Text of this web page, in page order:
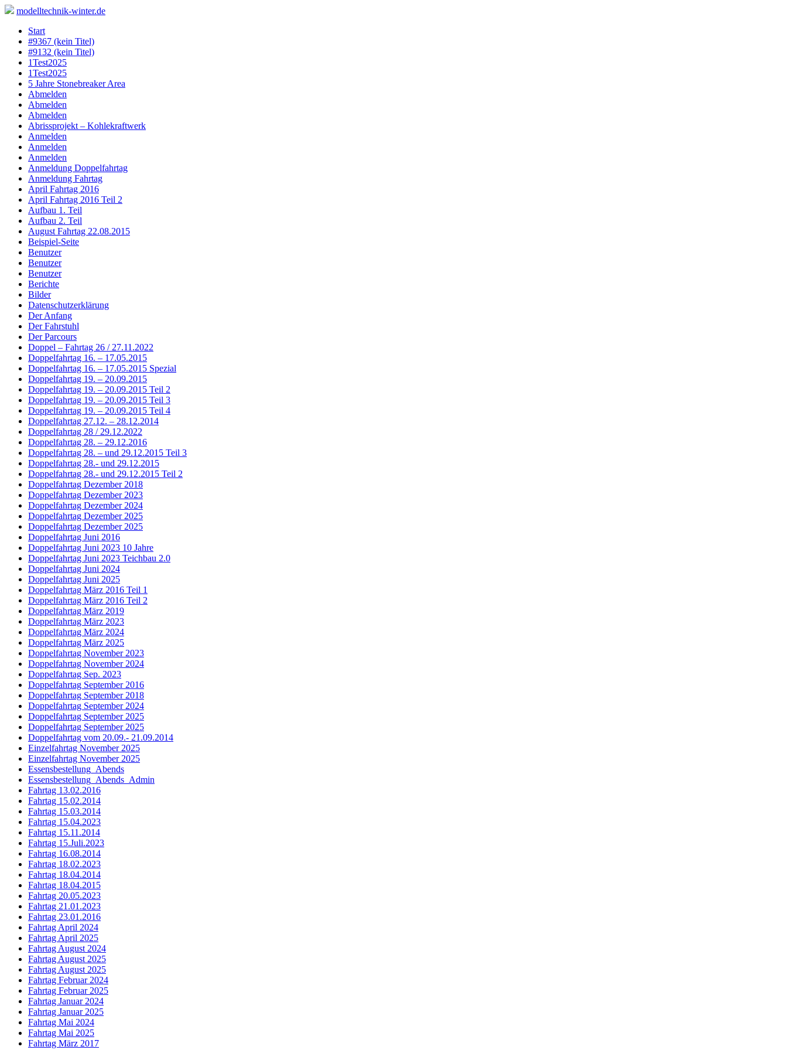
modelltechnik-winter.de
Skip
content
Start
#9367 (kein Titel)
#9132 (kein Titel)
1Test2025
1Test2025
5 Jahre Stonebreaker Area
Abmelden
Abmelden
Abmelden
Abrissprojekt – Kohlekraftwerk
Anmelden
Anmelden
Anmelden
Anmeldung Doppelfahrtag
Anmeldung Fahrtag
April Fahrtag 2016
April Fahrtag 2016 Teil 2
Aufbau 1. Teil
Aufbau 2. Teil
August Fahrtag 22.08.2015
Beispiel-Seite
Benutzer
Benutzer
Benutzer
Berichte
Bilder
Datenschutzerklärung
Der Anfang
Der Fahrstuhl
Der Parcours
Doppel – Fahrtag 26 / 27.11.2022
Doppelfahrtag 16. – 17.05.2015
Doppelfahrtag 16. – 17.05.2015 Spezial
Doppelfahrtag 19. – 20.09.2015
Doppelfahrtag 19. – 20.09.2015 Teil 2
Doppelfahrtag 19. – 20.09.2015 Teil 3
Doppelfahrtag 19. – 20.09.2015 Teil 4
Doppelfahrtag 27.12. – 28.12.2014
Doppelfahrtag 28 / 29.12.2022
Doppelfahrtag 28. – 29.12.2016
Doppelfahrtag 28. – und 29.12.2015 Teil 3
Doppelfahrtag 28.- und 29.12.2015
Doppelfahrtag 28.- und 29.12.2015 Teil 2
Doppelfahrtag Dezember 2018
Doppelfahrtag Dezember 2023
Doppelfahrtag Dezember 2024
Doppelfahrtag Dezember 2025
Doppelfahrtag Dezember 2025
Doppelfahrtag Juni 2016
Doppelfahrtag Juni 2023 10 Jahre
Doppelfahrtag Juni 2023 Teichbau 2.0
Doppelfahrtag Juni 2024
Doppelfahrtag Juni 2025
Doppelfahrtag März 2016 Teil 1
Doppelfahrtag März 2016 Teil 2
Doppelfahrtag März 2019
Doppelfahrtag März 2023
Doppelfahrtag März 2024
Doppelfahrtag März 2025
Doppelfahrtag November 2023
Doppelfahrtag November 2024
Doppelfahrtag Sep. 2023
Doppelfahrtag September 2016
Doppelfahrtag September 2018
Doppelfahrtag September 2024
Doppelfahrtag September 2025
Doppelfahrtag September 2025
Doppelfahrtag vom 20.09.- 21.09.2014
Einzelfahrtag November 2025
Einzelfahrtag November 2025
Essensbestellung_Abends
Essensbestellung_Abends_Admin
Fahrtag 13.02.2016
Fahrtag 15.02.2014
Fahrtag 15.03.2014
Fahrtag 15.04.2023
Fahrtag 15.11.2014
Fahrtag 15.Juli.2023
Fahrtag 16.08.2014
Fahrtag 18.02.2023
Fahrtag 18.04.2014
Fahrtag 18.04.2015
Fahrtag 20.05.2023
Fahrtag 21.01.2023
Fahrtag 23.01.2016
Fahrtag April 2024
Fahrtag April 2025
Fahrtag August 2024
Fahrtag August 2025
Fahrtag August 2025
Fahrtag Februar 2024
Fahrtag Februar 2025
Fahrtag Januar 2024
Fahrtag Januar 2025
Fahrtag Mai 2024
Fahrtag Mai 2025
Fahrtag März 2017